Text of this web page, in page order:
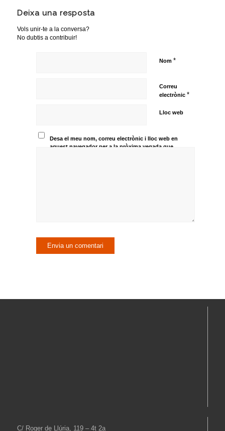
Deixa una resposta
Vols unir-te a la conversa?
No dubtis a contribuir!
Nom *
Correu
electrònic *
Lloc web
Desa el meu nom, correu electrònic i lloc web en
aquest navegador per a la pròxima vegada que
C/ Roger de Llúria, 119 – 4t 2a